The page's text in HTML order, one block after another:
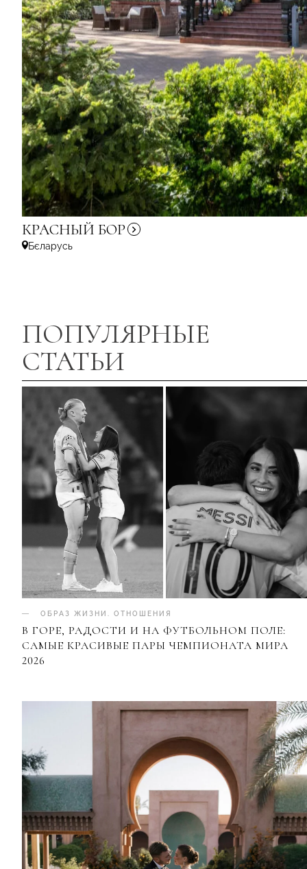
КРАСНЫЙ БОР
Бєларусь
ПОПУЛЯРНЫЕ
СТАТЬИ
ОБРАЗ ЖИЗНИ ОТНОШЕНИЯ
В ГОРЕ, РАДОСТИ И НА ФУТБОЛЬНОМ ПОЛЕ:
САМЫЕ КРАСИВЫЕ ПАРЫ ЧЕМПИОНАТА МИРА
2026